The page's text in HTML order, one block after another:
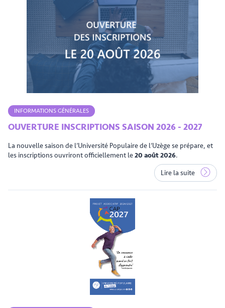
INFORMATIONS GÉNÉRALES
OUVERTURE INSCRIPTIONS SAISON 2026 - 2027
La nouvelle saison de l’Université Populaire de l’Uzège se prépare, et
les inscriptions ouvriront officiellement le20 août 2026.
Lire la suite